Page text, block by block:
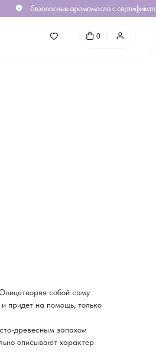
собой саму
придет на помощь, только
древесным запахом
описывают характер